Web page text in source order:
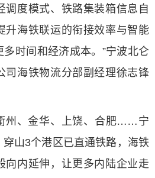
调度模式、铁路集装箱信息自
升海铁联运的衔接效率与智能
时间和经济成本。”宁波北仑
司海铁物流分部副经理徐志锋
州、金华、上饶、合肥……宁
山3个港区已直通铁路，海铁
向内延伸，让更多内陆企业走